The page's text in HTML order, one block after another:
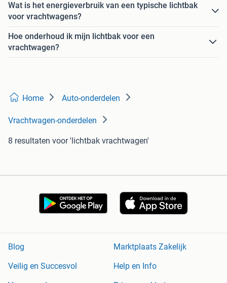
Wat is het energieverbruik van een typische lichtbak
voor vrachtwagens?
Hoe onderhoud ik mijn lichtbak voor een
vrachtwagen?
Home Auto-onderdelen
Vrachtwagen-onderdelen
8 resultaten voor 'lichtbak vrachtwagen'
Blog
Marktplaats Zakelijk
Veilig en Succesvol
Help en Info